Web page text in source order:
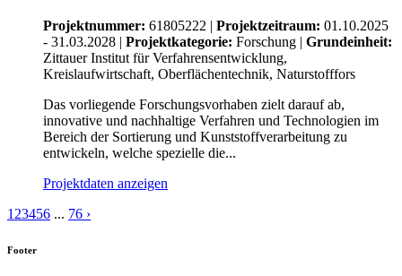
Projektnummer: 61805222 | Projektzeitraum: 01.10.2025
- 31.03.2028 | Projektkategorie: Forschung | Grundeinheit:
Zittauer Institut für Verfahrensentwicklung,
Kreislaufwirtschaft, Oberflächentechnik, Naturstofffors
Das vorliegende Forschungsvorhaben zielt darauf ab,
innovative und nachhaltige Verfahren und Technologien im
Bereich der Sortierung und Kunststoffverarbeitung zu
entwickeln, welche spezielle die...
Projektdaten anzeigen
1 23456 ... 76 ›
Footer